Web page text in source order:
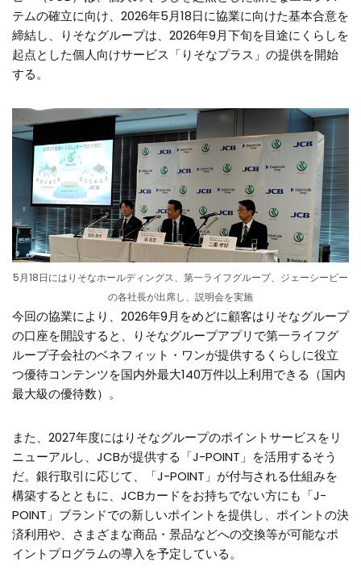
テムの確立に向け、2026年5月18日に協業に向けた基本合意を
締結し、りそなグループは、2026年9月下旬を目途にくらしを
起点とした個人向けサービス「りそなプラス」の提供を開始
する。
5月18日にはりそなホールディングス、第一ライフグループ、ジェーシービー
の各社長が出席し、説明会を実施
今回の協業により、2026年9月をめどに顧客はりそなグループ
の口座を開設すると、りそなグループアプリで第一ライフグ
ループ子会社のベネフィット・ワンが提供するくらしに役立
つ優待コンテンツを国内外最大140万件以上利用できる（国内
最大級の優待数）。
また、2027年度にはりそなグループのポイントサービスをリ
ニューアルし、JCBが提供する「J-POINT」を活用するそう
だ。銀行取引に応じて、「J-POINT」が付与される仕組みを
構築するとともに、JCBカードをお持ちでない方にも「J-
POINT」ブランドでの新しいポイントを提供し、ポイントの決
済利用や、さまざまな商品・景品などへの交換等が可能なポ
イントプログラムの導入を予定している。